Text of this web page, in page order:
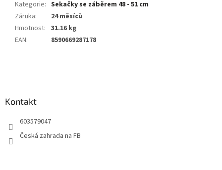
Kategorie: Sekačky se záběrem 48 - 51 cm
Záruka:
24 měsíců
Hmotnost: 31.16 kg
EAN: 8590669287178
Kontakt
603579047
Česká zahrada na FB